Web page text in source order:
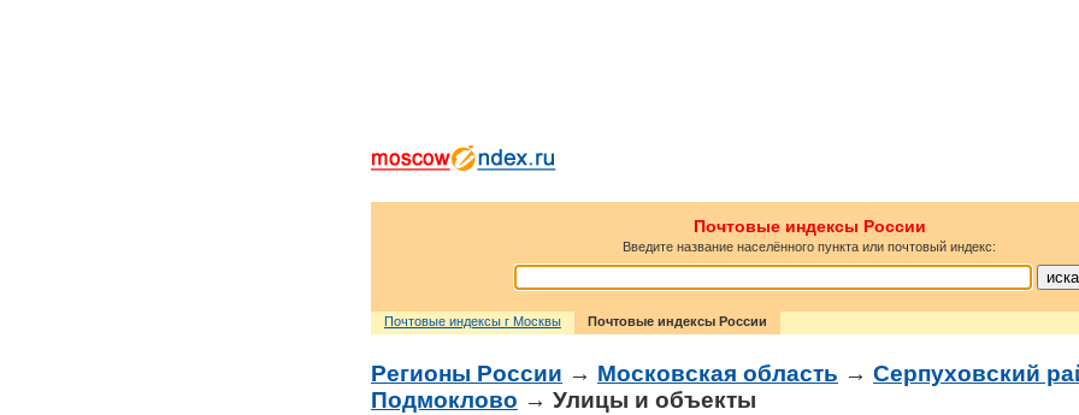
Почтовые индексы России
Введите название населённого пункта или почтовый индекс:
Почтовые индексы г Москвы Почтовые индексы России
Регионы России → Московская область → Серпуховский
Подмоклово → Улицы и объекты